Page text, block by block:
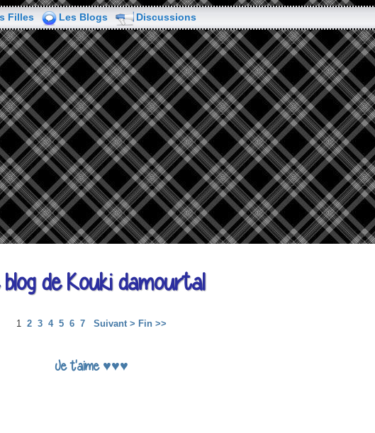
Filles Les Blogs Discussions
de Kouki damourtal
1 2 3 4 5 6 7 Suivant > Fin >>
Je t'aime ♥♥♥